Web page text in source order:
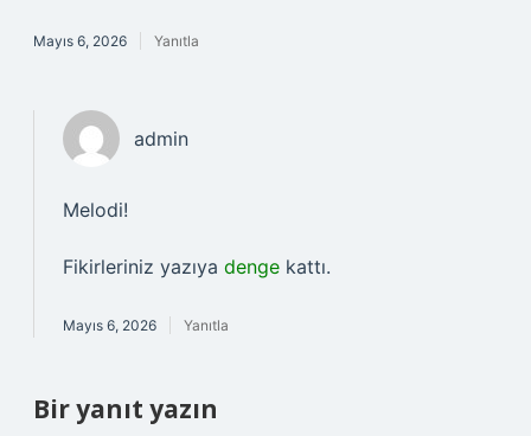
Mayıs 6, 2026 Yanıtla
admin
Melodi!
Fikirleriniz yazıya denge kattı.
Mayıs 6, 2026 Yanıtla
Bir yanıt yazın